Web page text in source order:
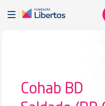
Cohab BD